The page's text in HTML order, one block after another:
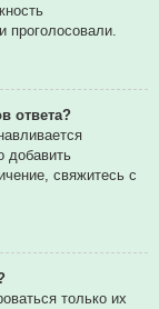
проголосовали.
ответа?
добавить
свяжитесь с
только их